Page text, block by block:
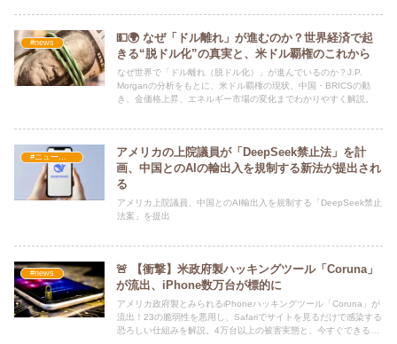
#news
💵🌍 なぜ「ドル離れ」が進むのか？世界経済で起
きる“脱ドル化”の真実と、米ドル覇権のこれから
なぜ世界で「ドル離れ（脱ドル化）」が進んでいるのか？J.P.
Morganの分析をもとに、米ドル覇権の現状、中国・BRICSの動
き、金価格上昇、エネルギー市場の変化までわかりやすく解説。
アメリカの上院議員が「DeepSeek禁止法」を計
画、中国とのAIの輸出入を規制する新法が提出され
る
アメリカ上院議員、中国とのAI輸出入を規制する「DeepSeek禁止
法案」を提出
#news
🚨 【衝撃】米政府製ハッキングツール「Coruna」
が流出、iPhone数万台が標的に
アメリカ政府製とみられるiPhoneハッキングツール「Coruna」が
流出！23の脆弱性を悪用し、Safariでサイトを見るだけで感染する
恐ろしい仕組みを解説。4万台以上の被害実態と、今すぐできる